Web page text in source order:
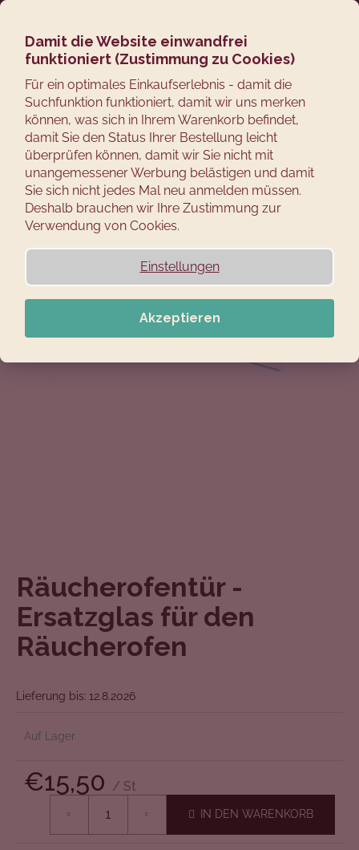
Damit die Website einwandfrei
funktioniert (Zustimmung zu Cookies)
Für ein optimales Einkaufserlebnis - damit die
Suchfunktion funktioniert, damit wir uns merken
können, was sich in Ihrem Warenkorb befindet,
damit Sie den Status Ihrer Bestellung leicht
überprüfen können, damit wir Sie nicht mit
unangemessener Werbung belästigen und damit
Sie sich nicht jedes Mal neu anmelden müssen.
Deshalb brauchen wir Ihre Zustimmung zur
Verwendung von Cookies.
Einstellungen
Akzeptieren
Zum
springen
Räucherofentür -
Ersatzglas für den
Räucherofen
Lieferung bis: 12.8.2026
Auf Lager
€15,50 / St
IN DEN WARENKORB
Zurück
zum
W
a
u
c
h
e
n
S
?
p
f
e
h